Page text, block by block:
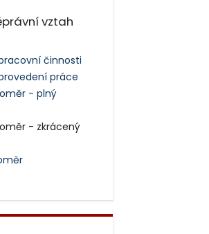
vztah
činnosti
práce
- plný
- zkrácený